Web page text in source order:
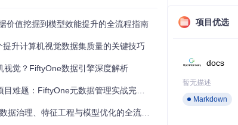
价值挖掘到模型效能提升的全流程指南
升计算机视觉数据集质量的关键技巧
视觉？FiftyOne数据引擎深度解析
题：FiftyOne元数据管理实战完全指南
治理、特征工程与模型优化的全流程实践
项目优选
docs
暂无描述
Markdown